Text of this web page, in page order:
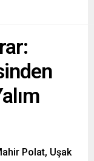
Polat, Uşak